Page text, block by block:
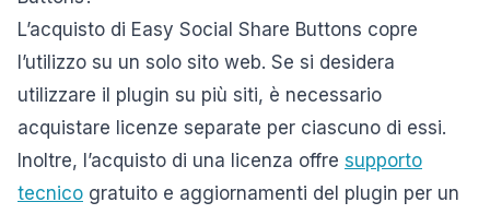
L’acquisto di Easy Social Share Buttons copre
l’utilizzo su un solo sito web. Se si desidera
utilizzare il plugin su più siti, è necessario
acquistare licenze separate per ciascuno di essi.
Inoltre, l’acquisto di una licenza offre supporto
tecnico gratuito e aggiornamenti del plugin per un